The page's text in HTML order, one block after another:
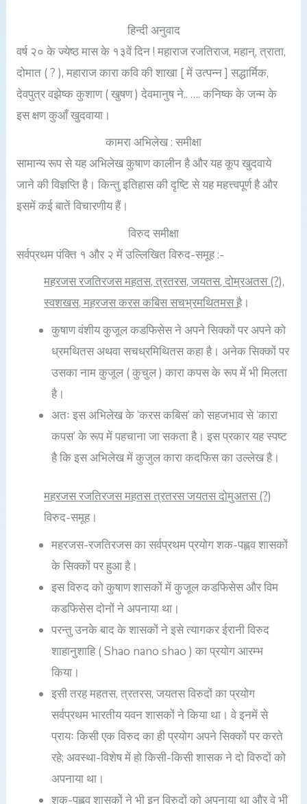
हिन्दी अनुवाद
वर्ष २० के ज्येष्ठ मास के १३वें दिन ! महाराज रजतिराज, महान्, त्राता,
दोमात ( ? ), महाराज कारा कवि की शाखा [ में उत्पन्न ] सद्धार्मिक,
देवपुत्र वझेष्क कुशाण ( खुषण ) देवमानुष ने.. …. कनिष्क के जन्म के
इस क्षण कुआँ खुदवाया।
कामरा अभिलेख : समीक्षा
सामान्य रूप से यह अभिलेख कुषाण कालीन है और यह कूप खुदवाये
जाने की विज्ञप्ति है। किन्तु इतिहास की दृष्टि से यह महत्त्वपूर्ण है और
इसमें कई बातें विचारणीय हैं।
विरुद समीक्षा
सर्वप्रथम पंक्ति १ और २ में उल्लिखित विरुद-समूह :-
महरजस रजतिरजस महतस, त्रतरस, जयतस, दोम्रअतस (?),
स्वशखस, महरजस करस कबिस सचभ्रमथितमस है।
कुषाण वंशीय कुजूल कडफिसेस ने अपने सिक्कों पर अपने को
ध्रमथितस अथवा सचध्रमिथितस कहा है। अनेक सिक्कों पर
उसका नाम कुजूल ( कुचुल ) कारा कपस के रूप में भी मिलता
है।
अतः इस अभिलेख के ‘करस कबिस’ को सहजभाव से ‘कारा
कपस’ के रूप में पहचाना जा सकता है। इस प्रकार यह स्पष्ट
है कि इस अभिलेख में कुजुल कारा कदफिस का उल्लेख है।
महरजस रजतिरजस महतस त्रतरस जयतसदोमुअतस(?)
विरुद-समूह।
महरजस-रजतिरजस का सर्वप्रथम प्रयोग शक-पह्लव शासकों
के सिक्कों पर हुआ है।
इस विरुद को कुषाण शासकों में कुजूल कडफिसेस और विम
कडफिसेस दोनों ने अपनाया था।
परन्तु उनके बाद के शासकों ने इसे त्यागकर ईरानी विरुद
शाहानुशाहि ( Shao nano shao ) का प्रयोग आरम्भ
किया।
इसी तरह महतस, त्रतरस, जयतस विरुदों का प्रयोग
सर्वप्रथम भारतीय यवन शासकों ने किया था। वे इनमें से
प्रायः किसी एक विरुद का ही प्रयोग अपने सिक्कों पर करते
रहे; अवस्था-विशेष में हो किसी-किसी शासक ने दो विरुदों को
अपनाया था।
शक-पह्लव शासकों ने भी इन विरुदों को अपनाया था और वे भी